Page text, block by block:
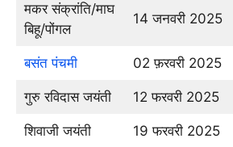
मकर संक्रांति/माघ
बिहू/पोंगल
14 जनवरी 2025
बसंत पंचमी 02 फ़रवरी 2025
गुरु रविदास जयंती 12 फरवरी 2025
शिवाजी जयंती 19 फरवरी 2025